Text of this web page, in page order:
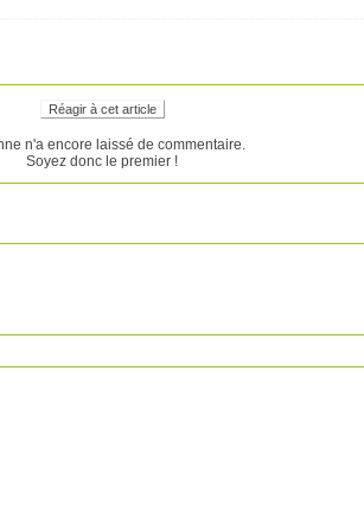
Réagir à cet article
n'a encore laissé de commentaire.
Soyez donc le premier !